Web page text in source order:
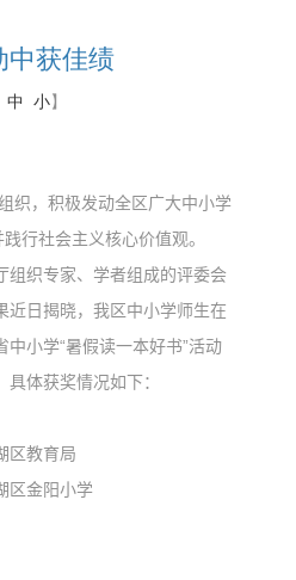
中获佳绩
中 小】
织，积极发动全区广大中小学
行社会主义核心价值观。
织专家、学者组成的评委会
近日揭晓，我区中小学师生在
中小学“暑假读一本好书”活动
具体获奖情况如下：
教育局
区金阳小学